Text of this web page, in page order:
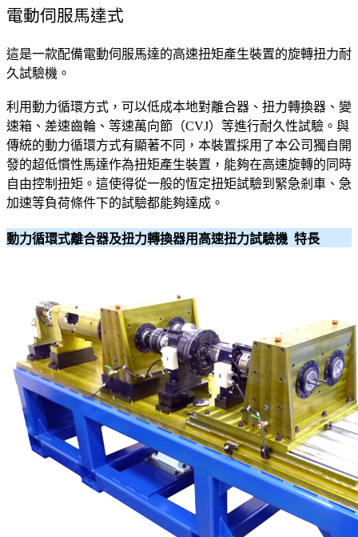
電動伺服馬達式
這是一款配備電動伺服馬達的高速扭矩產生裝置的旋轉扭力耐
久試驗機。
利用動力循環方式，可以低成本地對離合器、扭力轉換器、變
速箱、差速齒輪、等速萬向節（CVJ）等進行耐久性試驗。與
傳統的動力循環方式有顯著不同，本裝置採用了本公司獨自開
發的超低慣性馬達作為扭矩產生裝置，能夠在高速旋轉的同時
自由控制扭矩。這使得從一般的恆定扭矩試驗到緊急剎車、急
加速等負荷條件下的試驗都能夠達成。
動力循環式離合器及扭力轉換器用高速扭力試驗機 特長